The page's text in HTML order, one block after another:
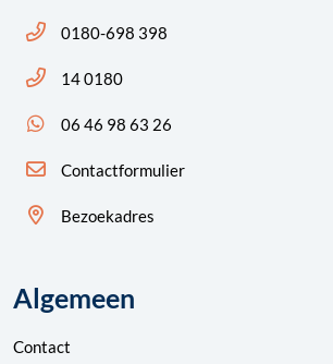
Bel ons: 14 0180
0180-698 398
Bel ons: 14 0180
14 0180
App ons: 06 46 98 63 26 (WhatsApp)
06 46 98 63 26
Contactformulier
Bezoekadres
Algemeen
Contact